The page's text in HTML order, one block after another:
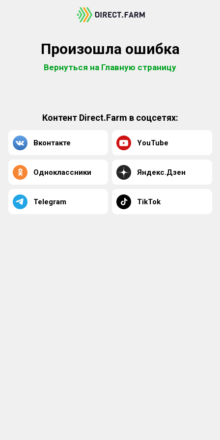
Произошла ошибка
Вернуться на Главную страницу
Контент Direct.Farm в соцсетях:
Вконтакте YouTube
Одноклассники Яндекс.Дзен
Telegram TikTok